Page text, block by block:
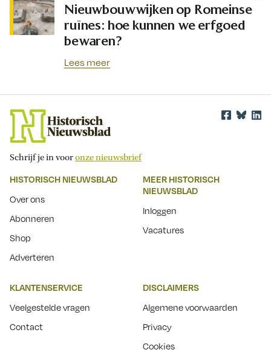
Nieuwbouwwijken op Romeinse
ruïnes: hoe kunnen we erfgoed
bewaren?
Lees meer
Schrijf je in vooronze nieuwsbrief
HISTORISCH NIEUWSBLAD
Over ons
Abonneren
Shop
Adverteren
MEER HISTORISCH
NIEUWSBLAD
Inloggen
Vacatures
KLANTENSERVICE
Veelgestelde vragen
Contact
DISCLAIMERS
Algemene voorwaarden
Privacy
Cookies